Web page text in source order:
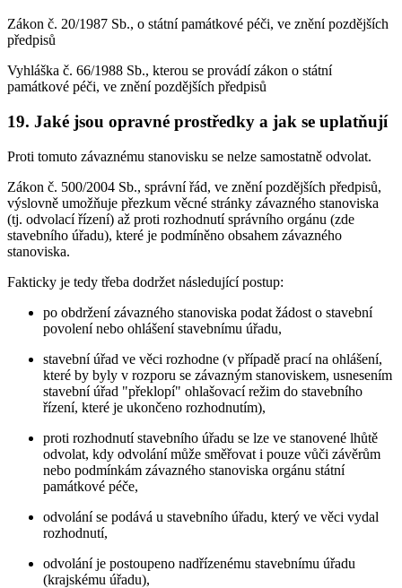
Zákon č. 20/1987 Sb., o státní památkové péči, ve znění pozdějších
předpisů
Vyhláška č. 66/1988 Sb., kterou se provádí zákon o státní
památkové péči, ve znění pozdějších předpisů
19. Jaké jsou opravné prostředky a jak se uplatňují
Proti tomuto závaznému stanovisku se nelze samostatně odvolat.
Zákon č. 500/2004 Sb., správní řád, ve znění pozdějších předpisů,
výslovně umožňuje přezkum věcné stránky závazného stanoviska
(tj. odvolací řízení) až proti rozhodnutí správního orgánu (zde
stavebního úřadu), které je podmíněno obsahem závazného
stanoviska.
Fakticky je tedy třeba dodržet následující postup:
po obdržení závazného stanoviska podat žádost o stavební
povolení nebo ohlášení stavebnímu úřadu,
stavební úřad ve věci rozhodne (v případě prací na ohlášení,
které by byly v rozporu se závazným stanoviskem, usnesením
stavební úřad "překlopí" ohlašovací režim do stavebního
řízení, které je ukončeno rozhodnutím),
proti rozhodnutí stavebního úřadu se lze ve stanovené lhůtě
odvolat, kdy odvolání může směřovat i pouze vůči závěrům
nebo podmínkám závazného stanoviska orgánu státní
památkové péče,
odvolání se podává u stavebního úřadu, který ve věci vydal
rozhodnutí,
odvolání je postoupeno nadřízenému stavebnímu úřadu
(krajskému úřadu),